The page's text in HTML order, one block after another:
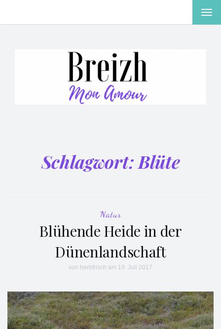
Schlagwort: Blüte
Natur
Blühende Heide in der
Dünenlandschaft
von herbfrisch am 19. Juli 2017